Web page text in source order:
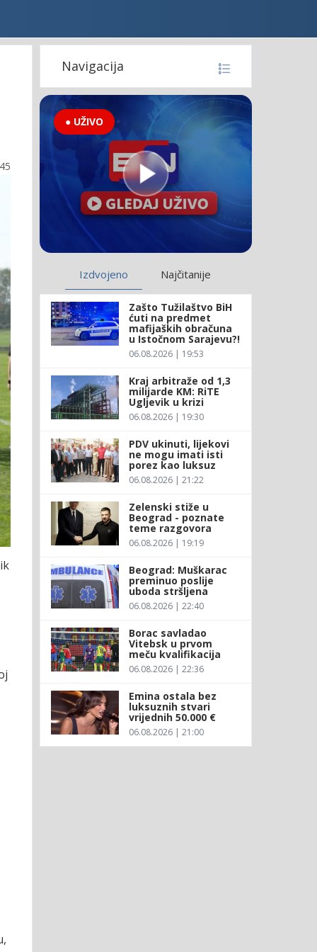
Navigacija
● UŽIVO
Izdvojeno Najčitanije
Zašto Tužilaštvo BiH
ćuti na predmet
mafijaških obračuna
u Istočnom Sarajevu?!
06.08.2026 | 19:53
Kraj arbitraže od 1,3
milijarde KM: RiTE
Ugljevik u krizi
06.08.2026 | 19:30
PDV ukinuti, lijekovi
ne mogu imati isti
porez kao luksuz
06.08.2026 | 21:22
Zelenski stiže u
Beograd - poznate
teme razgovora
06.08.2026 | 19:19
Beograd: Muškarac
preminuo poslije
uboda stršljena
06.08.2026 | 22:40
Borac savladao
Vitebsk u prvom
meču kvalifikacija
06.08.2026 | 22:36
Emina ostala bez
luksuznih stvari
vrijednih 50.000 €
06.08.2026 | 21:00